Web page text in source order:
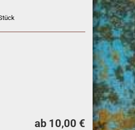
ab 10,00 €